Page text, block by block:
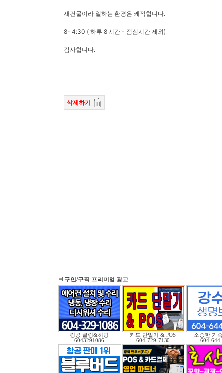
새건물이라 일하는 환경은 쾌적합니다.
8- 4:30 ( 하루 8 시간 - 점심시간 제외)
감사합니다.
삭제하기
구인/구직 프리미엄 광고
킹콩 쿨링&히팅
6043291086
카드 단말기 & POS
604-729-7130
소중한 가
604-